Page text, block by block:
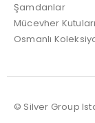
Şamdanlar
Mücevher Kutuları
Osmanlı
© Silver Group